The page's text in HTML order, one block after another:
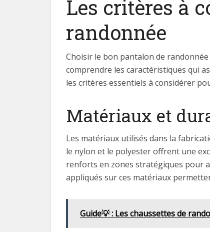
Les critères à
randonnée
Choisir le bon pantalon de
comprendre les caractéristiques qui
les critères essentiels à considérer
Matériaux et
Les matériaux utilisés dans la
le nylon et le polyester offrent une
renforts en zones stratégiques pour
appliqués sur ces matériaux
Guide💡 : Les chaussettes de